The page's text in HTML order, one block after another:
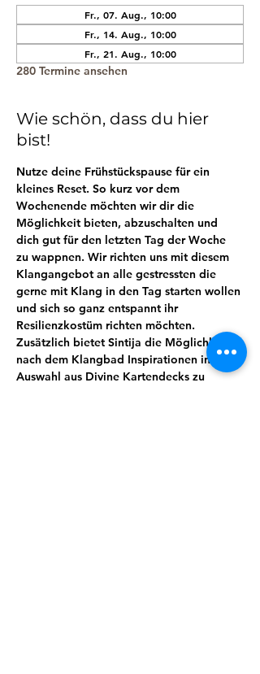
Fr., 07. Aug., 10:00
Fr., 14. Aug., 10:00
Fr., 21. Aug., 10:00
280 Termine ansehen
Wie schön, dass du hier
bist!
Nutze deine Frühstückspause für ein
kleines Reset. So kurz vor dem
Wochenende möchten wir dir die
Möglichkeit bieten, abzuschalten und
dich gut für den letzten Tag der Woche
zu wappnen. Wir richten uns mit diesem
Klangangebot an alle gestressten die
gerne mit Klang in den Tag starten wollen
und sich so ganz entspannt ihr
Resilienzkostüm richten möchten.
Zusätzlich bietet Sintija die Möglichkeit
nach dem Klangbad Inspirationen in ihrer
Auswahl aus Divine Kartendecks zu